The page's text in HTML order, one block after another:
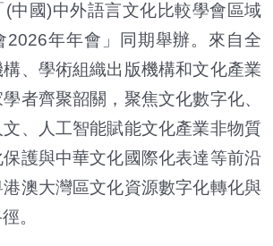
中國)中外語言文化比較學會區域
2026年年會」同期舉辦。來自全
、學術組織出版機構和文化產業
者齊聚韶關，聚焦文化數字化、
、人工智能賦能文化產業非物質
護與中華文化國際化表達等前沿
澳大灣區文化資源數字化轉化與
。